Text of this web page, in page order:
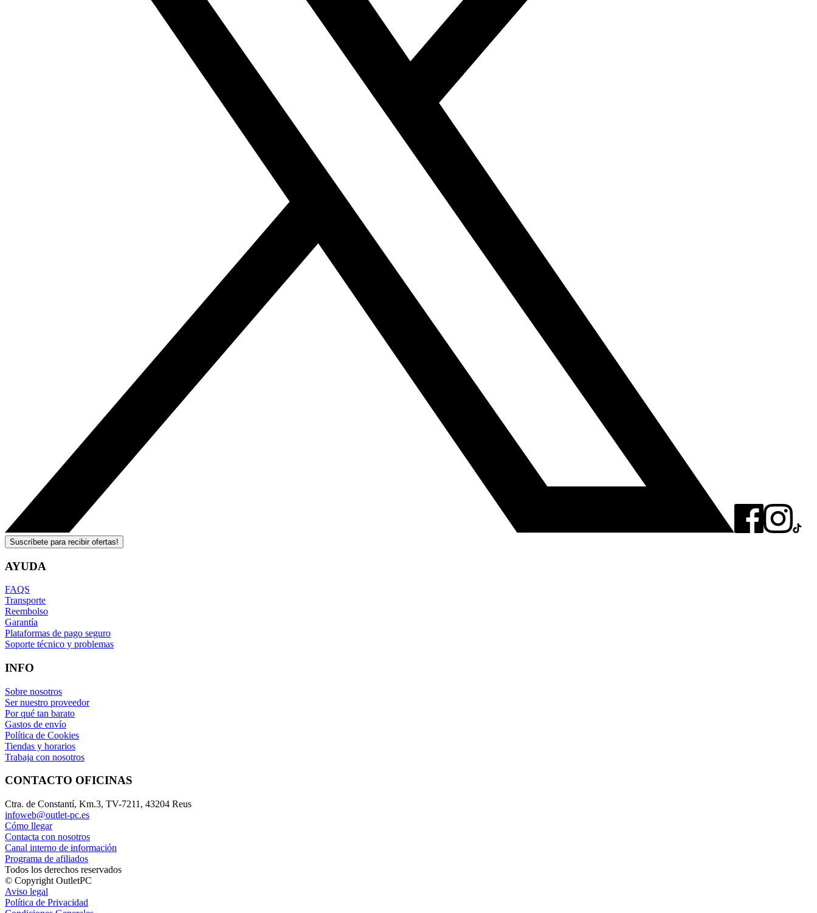
Suscríbete para recibir ofertas!
AYUDA
FAQS
Transporte
Reembolso
Garantía
Plataformas de pago seguro
Soporte técnico y problemas
INFO
Sobre nosotros
Ser nuestro proveedor
Por qué tan barato
Gastos de envío
Política de Cookies
Tiendas y horarios
Trabaja con nosotros
CONTACTO OFICINAS
Ctra. de Constantí, Km.3, TV-7211, 43204 Reus
infoweb@outlet-pc.es
Cómo llegar
Contacta con nosotros
Canal interno de información
Programa de afiliados
Todos los derechos reservados
© Copyright OutletPC
Aviso legal
Política de Privacidad